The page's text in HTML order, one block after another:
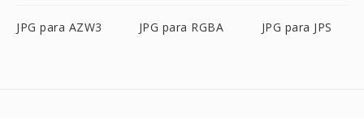
JPG para AZW3 JPG para RGBA JPG para JPS